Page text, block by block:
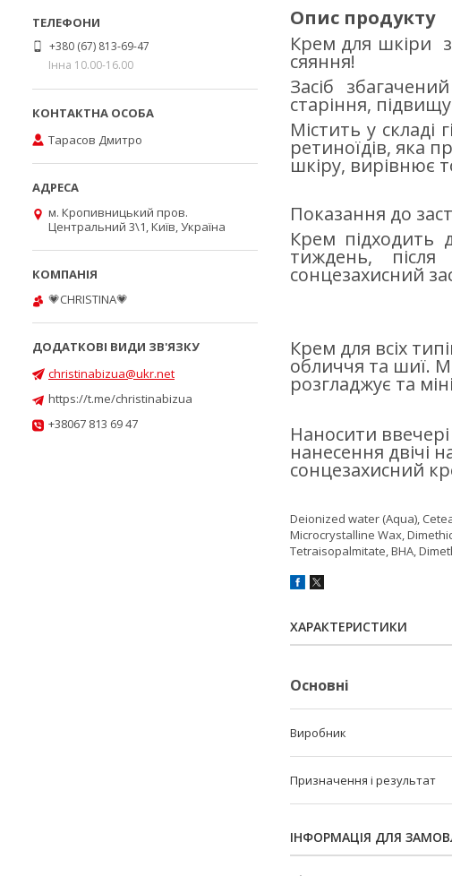
Опис продукту
Крем для шкіри з
сяяння!
Засіб
старіння,
Містить у складі
ретиноїдів, яка
шкіру, вирівнює
Показання до
Крем підходить
тиждень,
сонцезахисний
Крем для всіх
обличчя та шиї.
розгладжує та
Наносити
нанесення двічі
сонцезахисний
Deionized water (Aqua),
Microcrystalline Wax,
Tetraisopalmitate, BHA,
ХАРАКТЕРИСТИКИ
Основні
Виробник
Призначення і результат
ІНФОРМАЦІЯ ДЛЯ
+380 (67) 813-69-47
Інна 10.00-16.00
Тарасов Дмитро
м. Кропивницький пров.
Центральний 3\1, Київ, Україна
💗CHRISTINA💗
christinabizua@ukr.net
https://t.me/christinabizua
+38067 813 69 47